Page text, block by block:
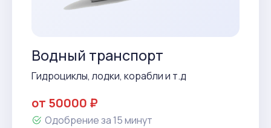
Водный транспорт
Гидроциклы, лодки, корабли и т.д
от 50000 ₽
Одобрение за 15 минут